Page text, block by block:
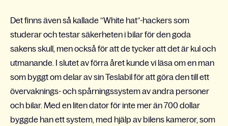
Det finns även så kallade ”White hat”-hackers som
studerar och testar säkerheten i bilar för den goda
sakens skull, men också för att de tycker att det är kul och
utmanande. I slutet av förra året kunde vi läsa om en man
som byggt om delar av sin Teslabil för att göra den till ett
övervaknings- och spårningssystem av andra personer
och bilar. Med en liten dator för inte mer än 700 dollar
byggde han ett system, med hjälp av bilens kameror, som